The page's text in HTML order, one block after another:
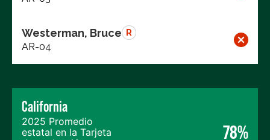
Westerman, Bruce R
AR-04
California
2025 Promedio
estatal en la Tarjeta
78%